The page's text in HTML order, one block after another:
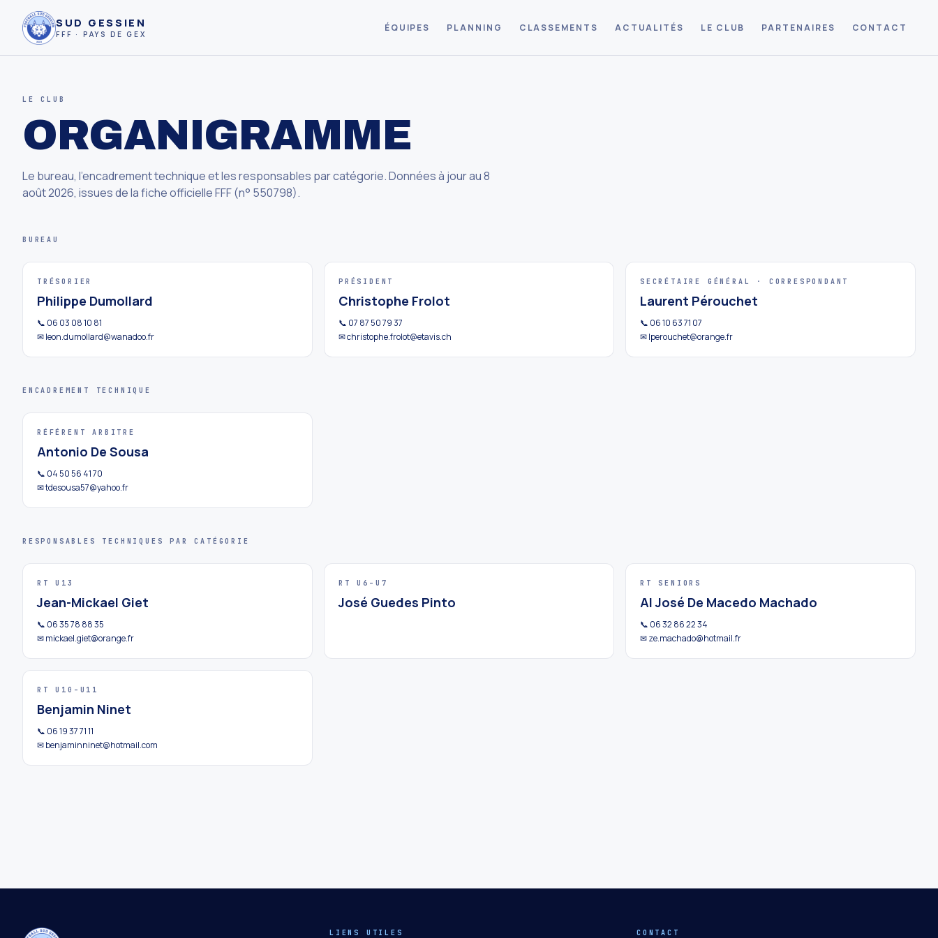
SUD GESSIEN
FFF · PAYS DE GEX
ÉQUIPES PLANNING CLASSEMENTS ACTUALITÉS LE CLUB PARTENAIRES CONTACT
LE CLUB
ORGANIGRAMME
Le bureau, l'encadrement technique et les responsables par catégorie. Données à jour au 8
août 2026, issues de la fiche officielle FFF (n° 550798).
BUREAU
TRÉSORIER
Philippe Dumollard
📞 06 03 08 10 81
✉ leon.dumollard@wanadoo.fr
PRÉSIDENT
Christophe Frolot
📞 07 87 50 79 37
✉ christophe.frolot@etavis.ch
SECRÉTAIRE GÉNÉRAL · CORRESPONDANT
Laurent Pérouchet
📞 06 10 63 71 07
✉ lperouchet@orange.fr
ENCADREMENT TECHNIQUE
RÉFÉRENT ARBITRE
Antonio De Sousa
📞 04 50 56 41 70
✉ tdesousa57@yahoo.fr
RESPONSABLES TECHNIQUES PAR CATÉGORIE
RT U13
Jean-Mickael Giet
📞 06 35 78 88 35
✉ mickael.giet@orange.fr
RT U6–U7
José Guedes Pinto
RT SENIORS
Al José De Macedo Machado
📞 06 32 86 22 34
✉ ze.machado@hotmail.fr
RT U10–U11
Benjamin Ninet
📞 06 19 37 71 11
✉ benjaminninet@hotmail.com
LIENS UTILES CONTACT